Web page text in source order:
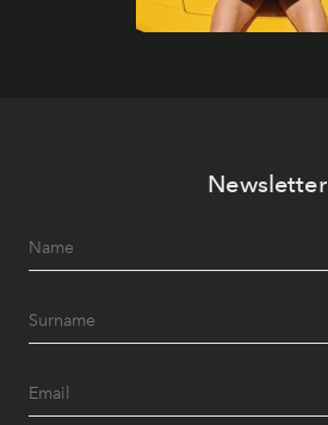
Newsletter